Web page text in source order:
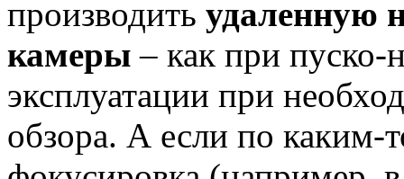
производить удаленную
камеры – как при пуско-
эксплуатации при
обзора. А если по каким-